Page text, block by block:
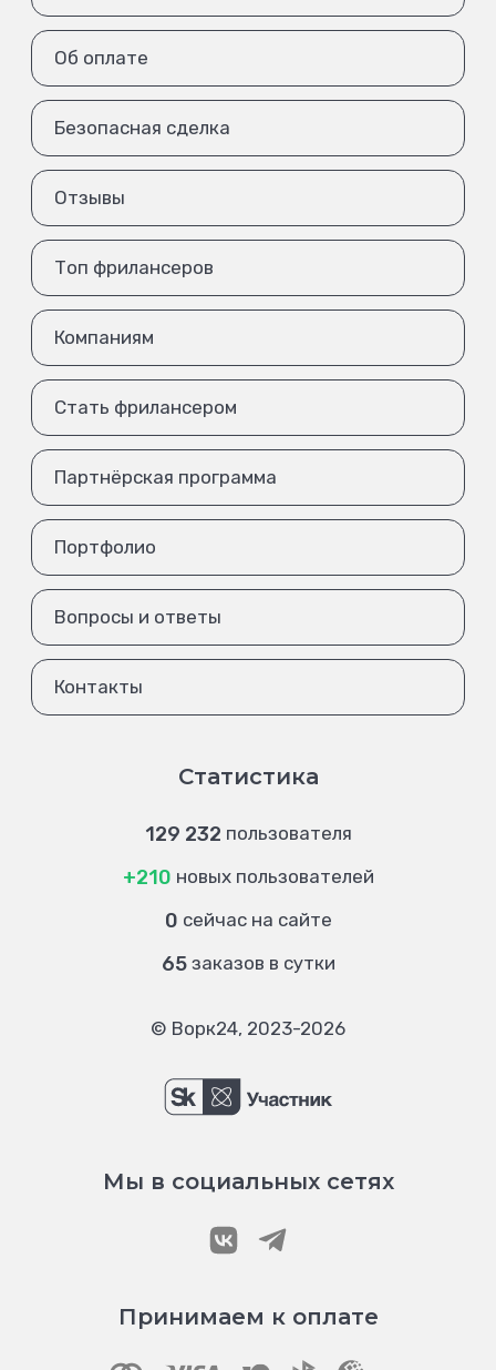
Об оплате
Безопасная сделка
Отзывы
Топ фрилансеров
Компаниям
Стать фрилансером
Партнёрская программа
Портфолио
Вопросы и ответы
Контакты
Статистика
129 232 пользователя
+210 новых пользователей
0 сейчас на сайте
65 заказов в сутки
© Ворк24, 2023-2026
Мы в социальных сетях
Принимаем к оплате